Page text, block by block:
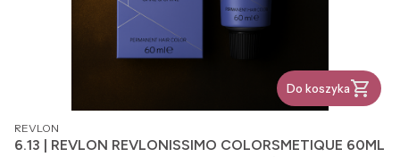
Do koszyka
PRODUCENT
REVLON
6.13 | REVLON REVLONISSIMO COLORSMETIQUE 60ML